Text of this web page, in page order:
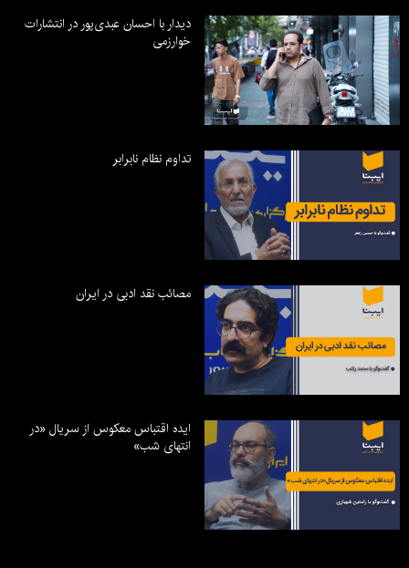
دیدار با احسان عبدی‌پور در انتشارات
خوارزمی
تداوم نظام نابرابر
مصائب نقد ادبی در ایران
ایده اقتباس معکوس از سریال «در
انتهای شب»